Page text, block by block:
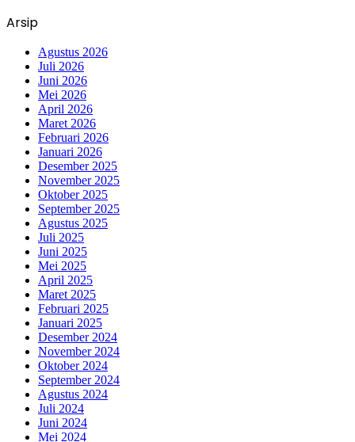
Arsip
Agustus 2026
Juli 2026
Juni 2026
Mei 2026
April 2026
Maret 2026
Februari 2026
Januari 2026
Desember 2025
November 2025
Oktober 2025
September 2025
Agustus 2025
Juli 2025
Juni 2025
Mei 2025
April 2025
Maret 2025
Februari 2025
Januari 2025
Desember 2024
November 2024
Oktober 2024
September 2024
Agustus 2024
Juli 2024
Juni 2024
Mei 2024